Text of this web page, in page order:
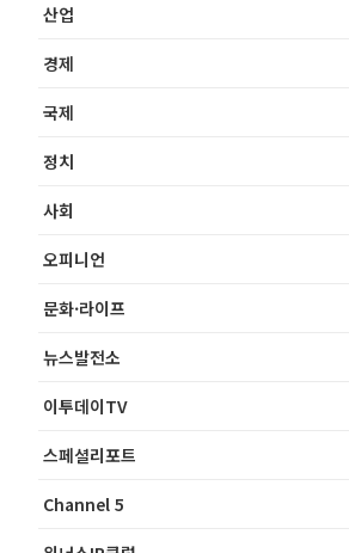
산업
경제
국제
정치
사회
오피니언
문화·라이프
뉴스발전소
이투데이TV
스페셜리포트
Channel 5